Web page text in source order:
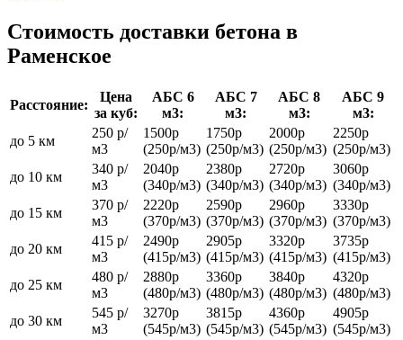
Стоимость доставки бетона в
Раменское
Расстояние:
Цена
за куб:
АБС 6
м3:
АБС 7
м3:
АБС 8
м3:
АБС 9
м3:
до 5 км
250 р/
м3
1500р
(250р/м3)
1750р
(250р/м3)
2000р
(250р/м3)
2250р
(250р/м3)
до 10 км
340 р/
м3
2040р
(340р/м3)
2380р
(340р/м3)
2720р
(340р/м3)
3060р
(340р/м3)
до 15 км
370 р/
м3
2220р
(370р/м3)
2590р
(370р/м3)
2960р
(370р/м3)
3330р
(370р/м3)
до 20 км
415 р/
м3
2490р
(415р/м3)
2905р
(415р/м3)
3320р
(415р/м3)
3735р
(415р/м3)
до 25 км
480 р/
м3
2880р
(480р/м3)
3360р
(480р/м3)
3840р
(480р/м3)
4320р
(480р/м3)
до 30 км
545 р/
м3
3270р
(545р/м3)
3815р
(545р/м3)
4360р
(545р/м3)
4905р
(545р/м3)